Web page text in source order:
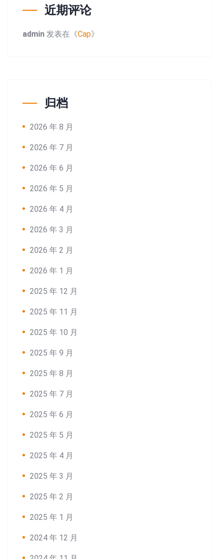
近期评论
admin 发表在《Cap》
归档
2026 年 8 月
2026 年 7 月
2026 年 6 月
2026 年 5 月
2026 年 4 月
2026 年 3 月
2026 年 2 月
2026 年 1 月
2025 年 12 月
2025 年 11 月
2025 年 10 月
2025 年 9 月
2025 年 8 月
2025 年 7 月
2025 年 6 月
2025 年 5 月
2025 年 4 月
2025 年 3 月
2025 年 2 月
2025 年 1 月
2024 年 12 月